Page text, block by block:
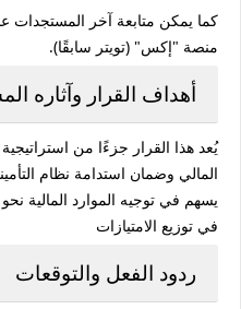
كما يمكن متابعة آخر
منصة "إكس" (تويتر سابقًا).
أهداف القرار وآثاره
يُعد هذا القرار جزءًا من
المالي وضمان استدامة نظام
يسهم في توجيه الموارد المالية نحو
في توزيع الامتيازات
ردود الفعل والتوقعات